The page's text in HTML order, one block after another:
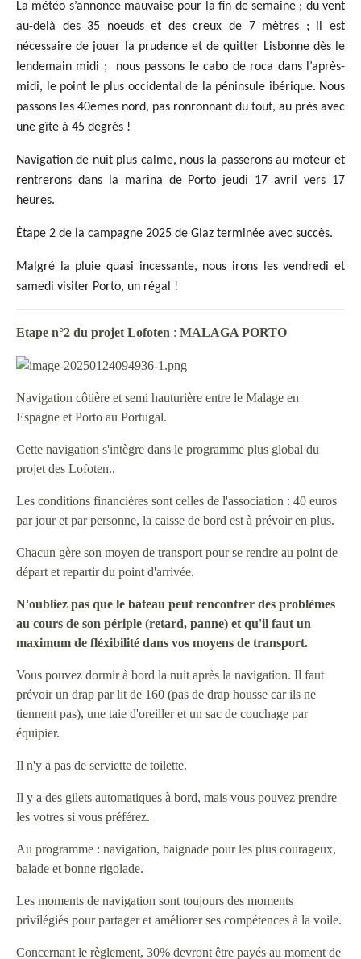
La météo s’annonce mauvaise pour la fin de semaine ; du vent
au-delà des 35 noeuds et des creux de 7 mètres ; il est
nécessaire de jouer la prudence et de quitter Lisbonne dès le
lendemain midi ; nous passons le cabo de roca dans l’après-
midi, le point le plus occidental de la péninsule ibérique. Nous
passons les 40emes nord, pas ronronnant du tout, au près avec
une gîte à 45 degrés !
Navigation de nuit plus calme, nous la passerons au moteur et
rentrerons dans la marina de Porto jeudi 17 avril vers 17
heures.
Étape 2 de la campagne 2025 de Glaz terminée avec succès.
Malgré la pluie quasi incessante, nous irons les vendredi et
samedi visiter Porto, un régal !
Etape n°2 du projet Lofoten : MALAGA PORTO
Navigation côtière et semi hauturière entre le Malage en
Espagne et Porto au Portugal.
Cette navigation s'intègre dans le programme plus global du
projet des Lofoten..
Les conditions financières sont celles de l'association : 40 euros
par jour et par personne, la caisse de bord est à prévoir en plus.
Chacun gère son moyen de transport pour se rendre au point de
départ et repartir du point d'arrivée.
N'oubliez pas que le bateau peut rencontrer des problèmes
au cours de son périple (retard, panne) et qu'il faut un
maximum de fléxibilité dans vos moyens de transport.
Vous pouvez dormir à bord la nuit après la navigation. Il faut
prévoir un drap par lit de 160 (pas de drap housse car ils ne
tiennent pas), une taie d'oreiller et un sac de couchage par
équipier.
Il n'y a pas de serviette de toilette.
Il y a des gilets automatiques à bord, mais vous pouvez prendre
les votres si vous préférez.
Au programme : navigation, baignade pour les plus courageux,
balade et bonne rigolade.
Les moments de navigation sont toujours des moments
privilégiés pour partager et améliorer ses compétences à la voile.
Concernant le règlement, 30% devront être payés au moment de